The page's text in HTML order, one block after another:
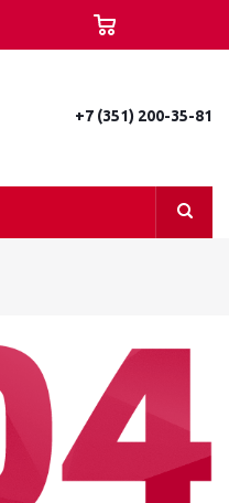
+7 (351) 200-35-81